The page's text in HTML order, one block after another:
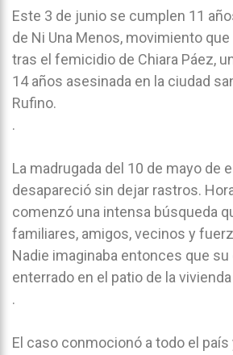
Este 3 de junio se cumplen 11
de Ni Una Menos, movimiento
tras el femicidio de Chiara Páez,
14 años asesinada en la ciudad
Rufino.
.
La madrugada del 10 de mayo de
desapareció sin dejar rastros.
comenzó una intensa búsqueda
familiares, amigos, vecinos y
Nadie imaginaba entonces que
enterrado en el patio de la
.
El caso conmocionó a todo el